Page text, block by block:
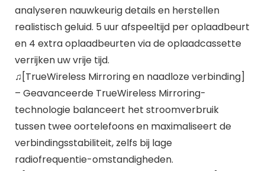
analyseren nauwkeurig details en herstellen
realistisch geluid. 5 uur afspeeltijd per oplaadbeurt
en 4 extra oplaadbeurten via de oplaadcassette
verrijken uw vrije tijd.
♫[TrueWireless Mirroring en naadloze verbinding]
– Geavanceerde TrueWireless Mirroring-
technologie balanceert het stroomverbruik
tussen twee oortelefoons en maximaliseert de
verbindingsstabiliteit, zelfs bij lage
radiofrequentie-omstandigheden.